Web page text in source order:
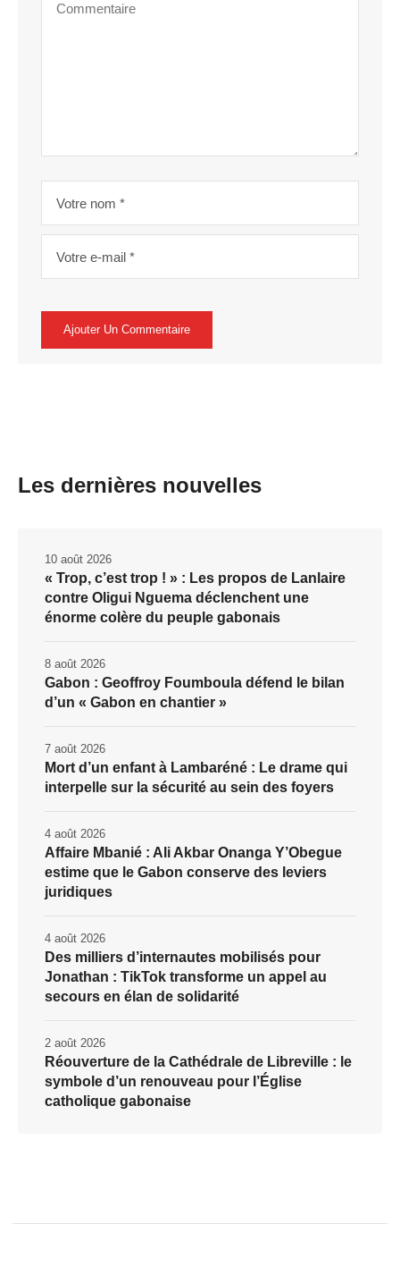
Les dernières nouvelles
« Trop, c’est trop ! » : Les propos de Lanlaire
contre Oligui Nguema déclenchent une
énorme colère du peuple gabonais
10 août 2026
Gabon : Geoffroy Foumboula défend le bilan
d’un « Gabon en chantier »
8 août 2026
Mort d’un enfant à Lambaréné : Le drame qui
interpelle sur la sécurité au sein des foyers
7 août 2026
Affaire Mbanié : Ali Akbar Onanga Y’Obegue
estime que le Gabon conserve des leviers
juridiques
4 août 2026
Des milliers d’internautes mobilisés pour
Jonathan : TikTok transforme un appel au
secours en élan de solidarité
4 août 2026
Réouverture de la Cathédrale de Libreville : le
symbole d’un renouveau pour l’Église
catholique gabonaise
2 août 2026